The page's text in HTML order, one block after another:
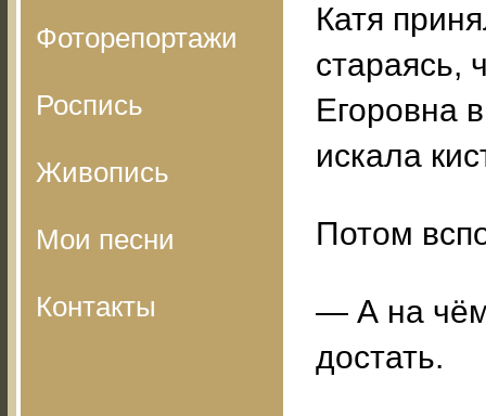
Фоторепортажи
Роспись
Живопись
Мои песни
Контакты
Катя
стараясь,
Егоровна
искала
Потом
— А на
достать.